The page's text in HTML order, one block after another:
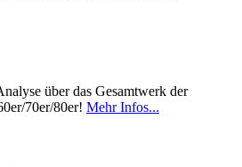
über das Gesamtwerk der
70er/80er! Mehr Infos...